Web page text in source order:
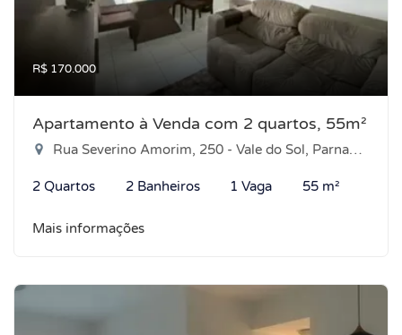
R$ 170.000
Apartamento à Venda com 2 quartos, 55m²
Rua Severino Amorim, 250 - Vale do Sol, Parnamirim-RN
2 Quartos 2 Banheiros 1 Vaga 55 m²
Mais informações